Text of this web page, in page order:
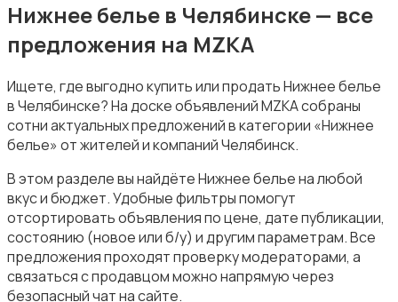
Купальники
Нижнее белье
Нижнее белье в Челябинске — все
предложения на MZKA
Ищете, где выгодно купить или продать Нижнее белье
в Челябинске? На доске объявлений MZKA собраны
сотни актуальных предложений в категории «Нижнее
белье» от жителей и компаний Челябинск.
В этом разделе вы найдёте Нижнее белье на любой
вкус и бюджет. Удобные фильтры помогут
отсортировать объявления по цене, дате публикации,
состоянию (новое или б/у) и другим параметрам. Все
предложения проходят проверку модераторами, а
связаться с продавцом можно напрямую через
безопасный чат на сайте.